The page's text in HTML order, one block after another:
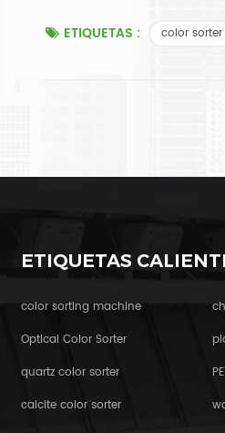
ETIQUETAS : color
ETIQUETAS
color sorting machine
Optical Color Sorter
quartz color sorter
calcite color sorter